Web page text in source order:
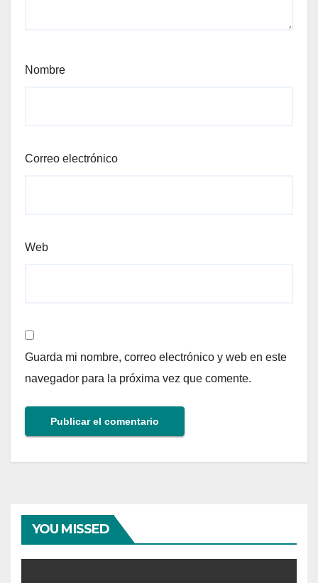
Nombre
Correo electrónico
Web
Guarda mi nombre, correo electrónico y web en este
navegador para la próxima vez que comente.
YOU MISSED